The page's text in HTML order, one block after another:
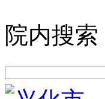
院内搜索